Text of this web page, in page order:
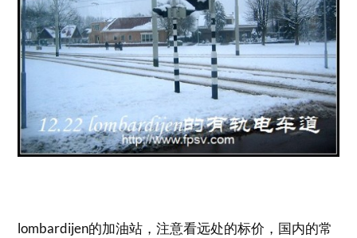
lombardijen的加油站，注意看远处的标价，国内的常